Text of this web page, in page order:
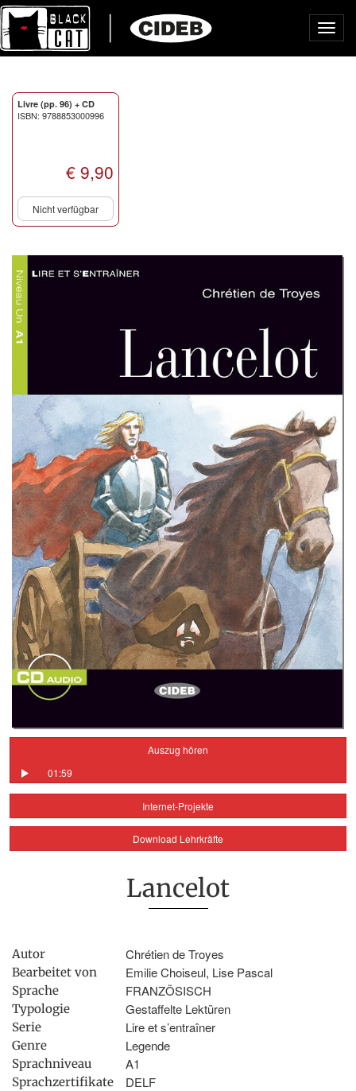
Livre (pp. 96) + CD
ISBN: 9788853000996
€ 9,90
Nicht verfügbar
Auszug hören
01:59
Internet-Projekte
Download Lehrkräfte
Lancelot
Autor Chrétien de Troyes
Bearbeitet von Emilie Choiseul, Lise Pascal
Sprache FRANZÖSISCH
Typologie Gestaffelte Lektüren
Serie Lire et s’entraîner
Genre Legende
Sprachniveau A1
Sprachzertifikate DELF